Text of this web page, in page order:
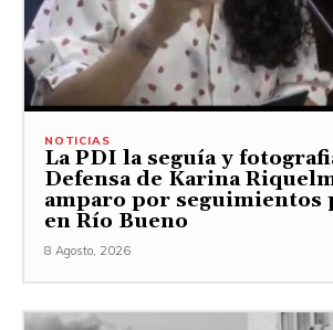
NOTICIAS
La PDI la seguía y
Defensa de Karina
amparo por seguimientos
en Río Bueno
8 Agosto, 2026